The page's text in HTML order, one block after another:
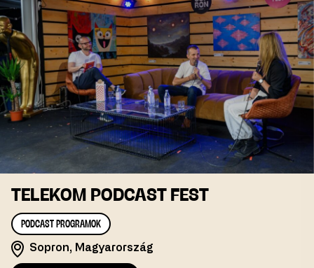
TELEKOM PODCAST FEST
PODCAST PROGRAMOK
Sopron, Magyarország